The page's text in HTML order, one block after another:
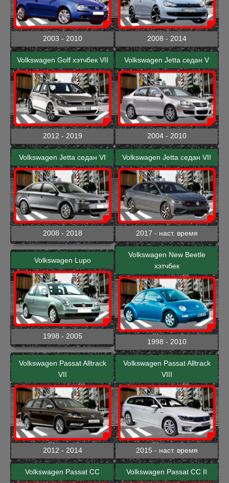
2003 - 2010 2008 - 2014
Volkswagen Golf хэтчбек VII
2012 - 2019
Volkswagen Jetta седан V
2004 - 2010
Volkswagen Jetta седан VI
2008 - 2018
Volkswagen Jetta седан VII
2017 - наст. время
Volkswagen Lupo
1998 - 2005
Volkswagen New Beetle
хэтчбек
1998 - 2010
Volkswagen Passat Alltrack
VII
2012 - 2014
Volkswagen Passat Alltrack
VIII
2015 - наст. время
Volkswagen Passat CC Volkswagen Passat CC II